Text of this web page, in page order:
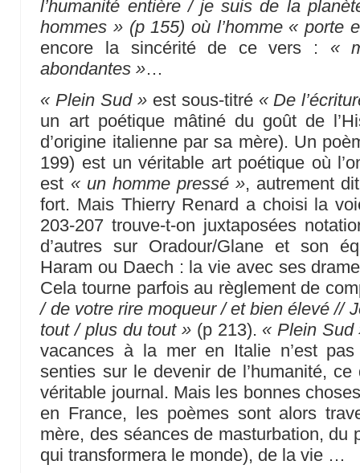
l’humanité entière / je suis de la
hommes » (p 155) où l’homme « porte
encore la sincérité de ce vers : «
abondantes »…
« Plein Sud » est sous-titré « De
un art poétique mâtiné du goût de
d’origine italienne par sa mère). Un
199) est un véritable art poétique où
est « un homme pressé », autrement
fort. Mais Thierry Renard a choisi la
203-207 trouve-t-on juxtaposées
d’autres sur Oradour/Glane et son
Haram ou Daech : la vie avec ses
Cela tourne parfois au règlement de
/ de votre rire moqueur / et bien élevé //
tout / plus du tout » (p 213). « Plein Sud
vacances à la mer en Italie n’est
senties sur le devenir de l’humanité,
véritable journal. Mais les bonnes
en France, les poèmes sont alors
mère, des séances de masturbation, du
qui transformera le monde), de la vie …